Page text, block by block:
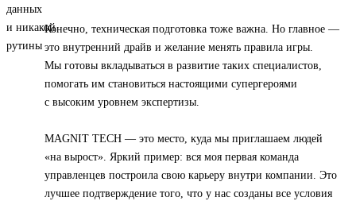
Конечно, техническая подготовка тоже важна. Но главное —
это внутренний драйв и желание менять правила игры.
Мы готовы вкладываться в развитие таких специалистов,
помогать им становиться настоящими супергероями
с высоким уровнем экспертизы.
MAGNIT TECH — это место, куда мы приглашаем людей
«на вырост». Яркий пример: вся моя первая команда
управленцев построила свою карьеру внутри компании. Это
лучшее подтверждение того, что у нас созданы все условия